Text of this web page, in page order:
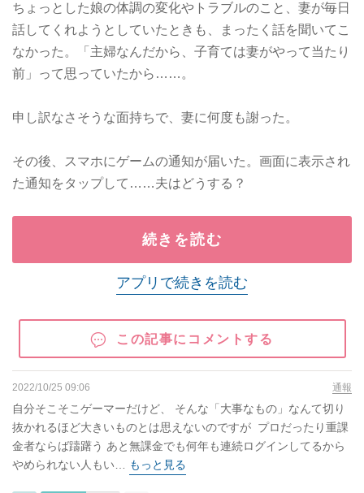
ちょっとした娘の体調の変化やトラブルのこと、妻が毎日
話してくれようとしていたときも、まったく話を聞いてこ
なかった。「主婦なんだから、子育ては妻がやって当たり
前」って思っていたから……。
申し訳なさそうな面持ちで、妻に何度も謝った。
その後、スマホにゲームの通知が届いた。画面に表示され
た通知をタップして……夫はどうする？
続きを読む
アプリで続きを読む
この記事にコメントする
2022/10/25 09:06 通報
自分そこそこゲーマーだけど、 そんな「大事なもの」なんて切り
抜かれるほど大きいものとは思えないのですが プロだったり重課
金者ならば躊躇う あと無課金でも何年も連続ログインしてるから
やめられない人もい… もっと見る